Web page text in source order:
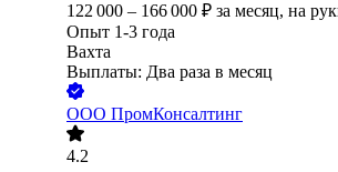
122 000 – 166 000 ₽ за месяц, на
Опыт 1-3 года
Вахта
Выплаты: Два раза в месяц
ООО ПромКонсалтинг
4.2